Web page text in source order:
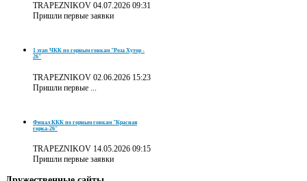
TRAPEZNIKOV 04.07.2026 09:31
Пришли первые заявки
1 этап ЧКК по горным гонкам "Роза Хутор -
26"
TRAPEZNIKOV 02.06.2026 15:23
Пришли первые ...
Финал ККК по горным гонкам "Красная
горка-26"
TRAPEZNIKOV 14.05.2026 09:15
Пришли первые заявки